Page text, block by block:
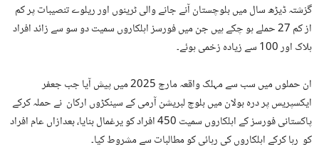
گزشتہ ڈیڑھ سال میں بلوچستان آنے جانے والی ٹرینوں اور ریلوے تنصیبات پر کم
از کم 27 حملے ہو چکے ہیں جن میں فورسز اہلکاروں سمیت دو سو سے زائد افراد
ہلاک اور 100 سے زیادہ زخمی ہوئے۔
ان حملوں میں سب سے مہلک واقعہ مارچ 2025 میں پیش آیا جب جعفر
ایکسپریس پر درہ بولان میں بلوچ لبریشن آرمی کے سینکڑوں ارکان نے حملہ کرکے
پاکستانی فورسز کے اہلکاروں سمیت 450 افراد کو یرغمال بنایا، بعدازاں عام افراد
کو رہا کرکے اہلکاروں کی رہائی کو مطالبات سے مشروط کیا۔